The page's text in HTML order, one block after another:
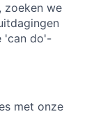
zoeken we
'can do'-
met onze